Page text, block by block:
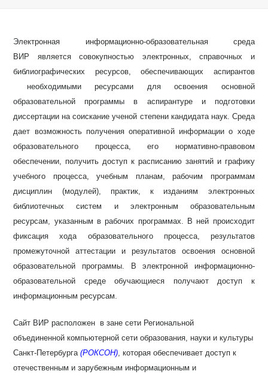
Электронная информационно-образовательная среда
ВИР является совокупностью электронных, справочных и
библиографических ресурсов, обеспечивающих аспирантов
необходимыми ресурсами для освоения основной
образовательной программы в аспирантуре и подготовки
диссертации на соискание ученой степени кандидата наук. Среда
дает возможность получения оперативной информации о ходе
образовательного процесса, его нормативно-правовом
обеспечении, получить доступ к расписанию занятий и графику
учебного процесса, учебным планам, рабочим программам
дисциплин (модулей), практик, к изданиям электронных
библиотечных систем и электронным образовательным
ресурсам, указанным в рабочих программах. В ней происходит
фиксация хода образовательного процесса, результатов
промежуточной аттестации и результатов освоения основной
образовательной программы. В электронной информационно-
образовательной среде обучающиеся получают доступ к
информационным ресурсам.
Сайт ВИР расположен в зане сети Региональной
объединенной компьютерной сети образования, науки и культуры
Санкт-Петербурга(РОКСОН), которая обеспечивает доступ к
отечественным и зарубежным информационным и